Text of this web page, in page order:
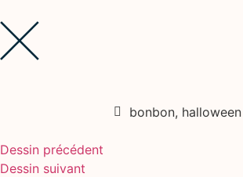
bonbon, halloween
Dessin précédent
Dessin suivant